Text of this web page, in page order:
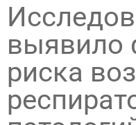
выявило
риска